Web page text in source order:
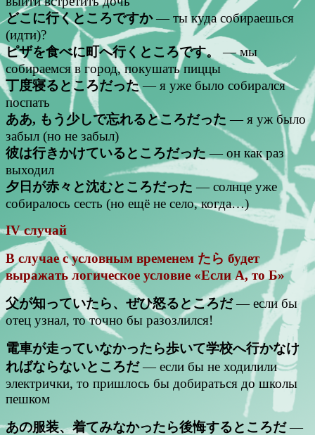
どこに行くところですか— ты куда собираешься
(идти)?
ピザを食べに町へ行くところです。
— мы
собираемся в город, покушать пиццы
丁度寝るところだった— я уже было собирался
поспать
ああ, もう少しで忘れるところだった — я уж было
забыл (но не забыл)
彼は行きかけているところだった — он как раз
выходил
夕日が赤々と沈むところだった — солнце уже
собиралось сесть (но ещё не село, когда…)
IV случай
В случае с условным временем たら будет
выражать логическое условие «Если А, то Б»
父が知っていたら、ぜひ怒るところだ— если бы
отец узнал, то точно бы разозлился!
電車が走っていなかったら歩いて学校へ行かなけ
ればならないところだ— если бы не ходилили
электрички, то пришлось бы добираться до школы
пешком
あの服装、着てみなかったら後悔するところだ—